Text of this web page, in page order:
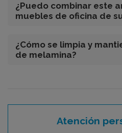
¿Puedo combinar este
muebles de oficina de
¿Cómo se limpia y
de melamina?
Atención